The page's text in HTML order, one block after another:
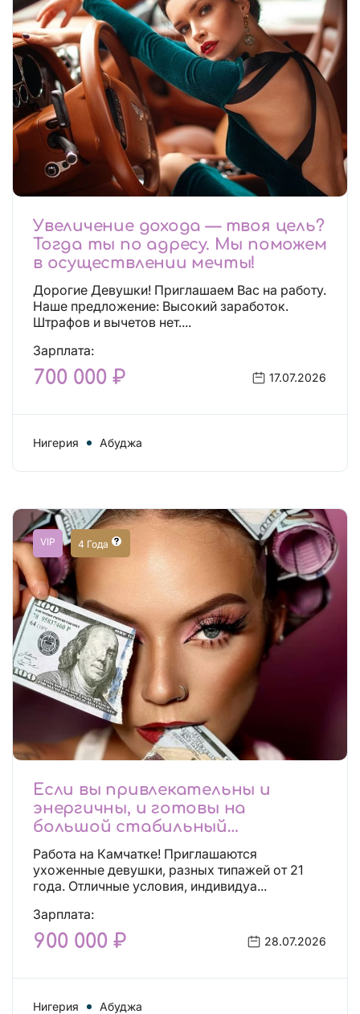
Увеличение дохода — твоя цель?
Тогда ты по адресу. Мы поможем
в осуществлении мечты!
Дорогие Девушки! Приглашаем Вас на работу.
Наше предложение: Высокий заработок.
Штрафов и вычетов нет....
Зарплата:
700 000 ₽ 17.07.2026
Нигерия Абуджа
VIP 4 Года
Если вы привлекательны и
энергичны, и готовы на
большой стабильный
заработок, тогда вы уже нашли,
что искали!
Работа на Камчатке! Приглашаются
ухоженные девушки, разных типажей от 21
года. Отличные условия, индивидуа...
Зарплата:
900 000 ₽ 28.07.2026
Нигерия Абуджа